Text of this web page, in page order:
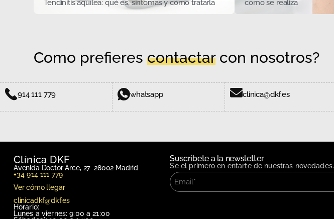
Tendinitis aquílea: qué es, síntomas y cómo tratarla
cómo se realiza
Como prefierescontactarcon nosotros?
914 111 779 whatsapp clinica@dkf.es
Clínica DKF
Avenida Doctor Arce, 27 28002 Madrid
+34 914 111 779
Ver cómo llegar
clinicadkf@dkf.es
Horario:
Lunes a viernes: 9:00 a 21:00
Suscribete a la newsletter
Se el primero en entarte de nuestras novedades.